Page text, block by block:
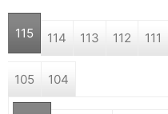
中
學
u
a
r
115 114 113 112 111
105 104